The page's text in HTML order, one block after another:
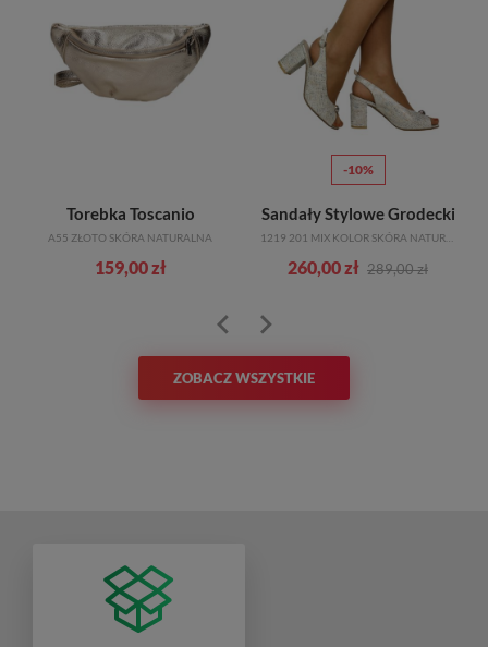
Torebka Toscanio
A55 ZŁOTO SKÓRA NATURALNA
159,00 zł
-10%
Sandały Stylowe Grodecki
1219 201 MIX KOLOR SKÓRA NATURALNA_TN
260,00 zł 289,00 zł
ZOBACZ WSZYSTKIE